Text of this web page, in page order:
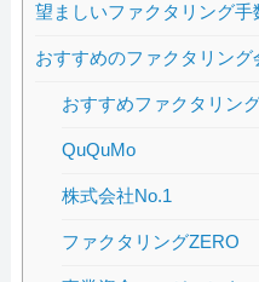
望ましいファクタリング手
おすすめのファクタリング
おすすめファクタリン
QuQuMo
株式会社No.1
ファクタリングZERO